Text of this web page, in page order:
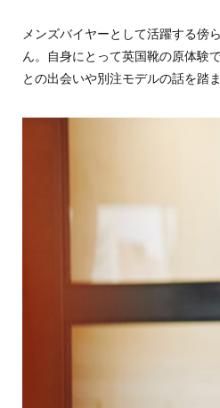
メンズバイヤーとして活躍する傍
ん。自身にとって英国靴の原体験
との出会いや別注モデルの話を踏